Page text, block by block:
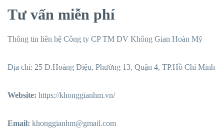
Tư vấn miễn phí
Thông tin liên hệ Công ty CP TM DV Không Gian Hoàn Mỹ
Địa chỉ: 25 Đ.Hoàng Diệu, Phường 13, Quận 4, TP.Hồ Chí Minh
Website: https://khonggianhm.vn/
Email: khonggianhm@gmail.com